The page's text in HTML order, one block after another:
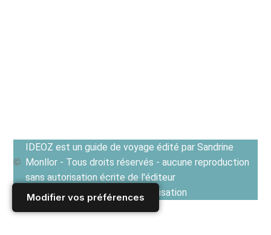
Modifier vos préférences
IDEOZ est un guide de voyage édité par Sandrine
Monllor - Tous droits réservés - aucune reproduction
sans autorisation écrite de l'éditeur
Voir les Conditions générales d'utilisation